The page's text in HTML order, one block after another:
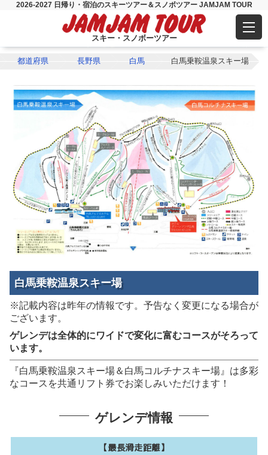
2026-2027 日帰り・宿泊のスキーツアー＆スノボツアー JAMJAM TOUR
スキー・スノボーツアー
都道府県 長野県 白馬 白馬乗鞍温泉スキー場
白馬乗鞍温泉スキー場
※記載内容は昨年の情報です。予告なく変更になる場合が
ございます。
ゲレンデは全体的にワイドで変化に富むコースがそろって
います。
『白馬乗鞍温泉スキー場＆白馬コルチナスキー場』は多彩
なコースを共通リフト券でお楽しみいただけます！
ゲレンデ情報
【最長滑走距離】